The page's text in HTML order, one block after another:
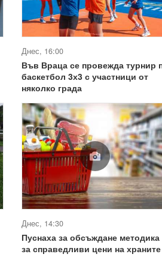
Днес, 16:00
Във Враца се провежда турнир
баскетбол 3х3 с участници от
няколко града
Днес, 14:30
Пуснаха за обсъждане методика
за справедливи цени на храните